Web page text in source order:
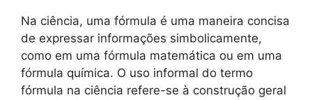
Na ciência, uma fórmula é uma maneira concisa
de expressar informações simbolicamente,
como em uma fórmula matemática ou em uma
fórmula química. O uso informal do termo
fórmula na ciência refere-se à construção geral